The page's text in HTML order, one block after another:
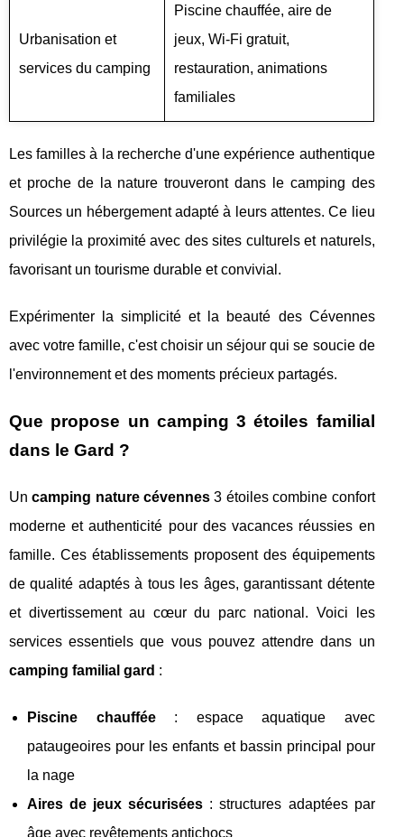
Urbanisation et
services du camping
Piscine chauffée, aire de
jeux, Wi-Fi gratuit,
restauration, animations
familiales
Les familles à la recherche d'une expérience authentique
et proche de la nature trouveront dans le camping des
Sources un hébergement adapté à leurs attentes. Ce lieu
privilégie la proximité avec des sites culturels et naturels,
favorisant un tourisme durable et convivial.
Expérimenter la simplicité et la beauté des Cévennes
avec votre famille, c'est choisir un séjour qui se soucie de
l'environnement et des moments précieux partagés.
Que propose un camping 3 étoiles familial
dans le Gard ?
Uncamping nature cévennes 3 étoiles combine confort
moderne et authenticité pour des vacances réussies en
famille. Ces établissements proposent des équipements
de qualité adaptés à tous les âges, garantissant détente
et divertissement au cœur du parc national. Voici les
services essentiels que vous pouvez attendre dans un
camping familial gard :
Piscine chauffée: espace aquatique avec
pataugeoires pour les enfants et bassin principal pour
la nage
Aires de jeux sécurisées : structures adaptées par
âge avec revêtements antichocs